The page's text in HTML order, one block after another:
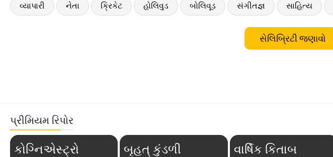
વ્યાપારી નેતા ક્રિકેટ હોલિવુડ બોલિવૂડ સંગીતજ્ઞ સાહિત્ય
સેલિબ્રિટી જણાવો
પ્રીમિયમ રિપોર
કોગ્નિએસ્ટ્રો બૃહત્ કુંડળી વાર્ષિક કિતાબ